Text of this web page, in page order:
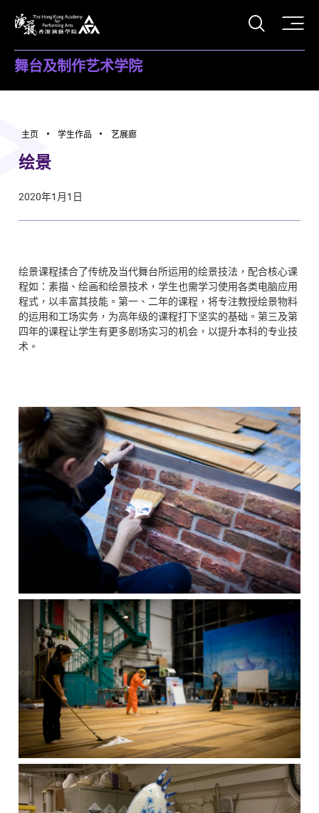
打开
舞台及制作艺术学院
主页 学生作品 艺展廊
绘景
2020年1月1日
绘景课程揉合了传统及当代舞台所运用的绘景技法，配合核心课
程如：素描、绘画和绘景技术，学生也需学习使用各类电脑应用
程式，以丰富其技能。第一、二年的课程，将专注教授绘景物料
的运用和工场实务，为高年级的课程打下坚实的基础。第三及第
四年的课程让学生有更多剧场实习的机会，以提升本科的专业技
术。